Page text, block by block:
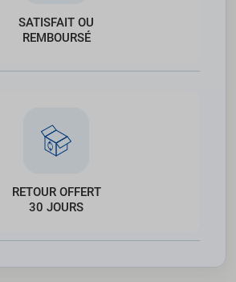
SATISFAIT OU
REMBOURSÉ
RETOUR OFFERT
30 JOURS